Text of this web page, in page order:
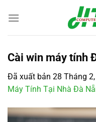
đến
Cài win máy tính
Đã xuất bản 28 Tháng
Máy Tính Tại Nhà Đà